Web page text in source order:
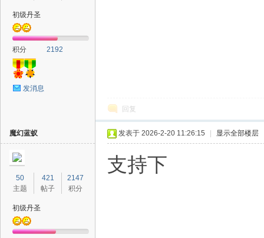
初级丹圣
积分 2192
发消息
回复
魔幻蓝蚁
50
主题
421
帖子
2147
积分
初级丹圣
发表于 2026-2-20 11:26:15 显示全部楼层
支持下